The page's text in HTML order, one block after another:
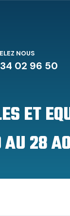
NOUS
02 96 50
ET
AU 28